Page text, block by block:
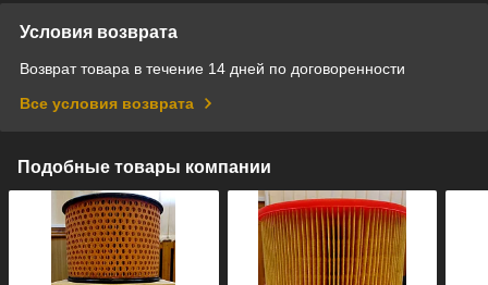
Условия возврата
Возврат товара в течение 14 дней по договоренности
Все условия возврата
Подобные товары компании